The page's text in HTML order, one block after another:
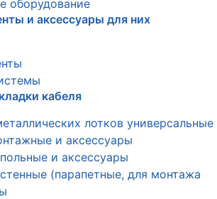
оборудование
и аксессуары для них
кабеля
лотков универсальные
и аксессуары
и аксессуары
(парапетные, для монтажа